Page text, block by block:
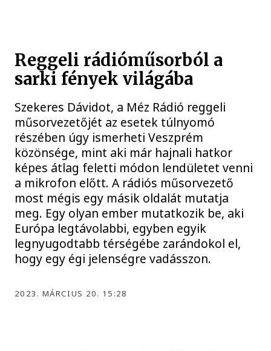
Reggeli rádióműsorból a
sarki fények világába
Szekeres Dávidot, a Méz Rádió reggeli
műsorvezetőjét az esetek túlnyomó
részében úgy ismerheti Veszprém
közönsége, mint aki már hajnali hatkor
képes átlag feletti módon lendületet venni
a mikrofon előtt. A rádiós műsorvezető
most mégis egy másik oldalát mutatja
meg. Egy olyan ember mutatkozik be, aki
Európa legtávolabbi, egyben egyik
legnyugodtabb térségébe zarándokol el,
hogy egy égi jelenségre vadásszon.
2023. MÁRCIUS 20. 15:28